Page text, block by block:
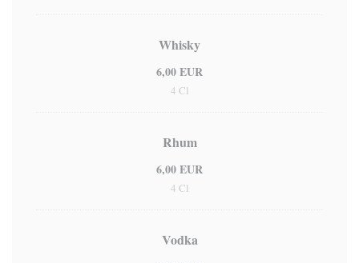
Whisky
6,00 EUR
4 Cl
Rhum
6,00 EUR
4 Cl
Vodka